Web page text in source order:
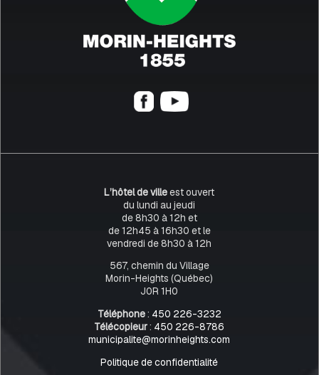
L’hôtel de villeest ouvert
du lundi au jeudi
de 8h30 à 12h et
de 12h45 à 16h30 et le
vendredi de 8h30 à 12h
567, chemin du Village
Morin-Heights (Québec)
J0R 1H0
Téléphone: 450 226-3232
Télécopieur: 450 226-8786
municipalite@morinheights.com
Politique de confidentialité